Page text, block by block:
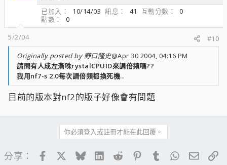
已加入
10/14/03 訊息 41 互動分數
0
點數
0
5/2/04
#10
Originally posted by 野口隆史@Apr 30 2004, 04:16 PM
請問有人成左漸咮rystalCPUID來調倍頻嗎??
我用nf7-s 2.0每次調倍頻都換死機..
目前的版本對nf2的版子好像會有問題
你必須登入或註冊才能在此回覆。
分享： FacebookBlueskyLinkedIn
Reddit PinterestTumblrWhatsApp
電子